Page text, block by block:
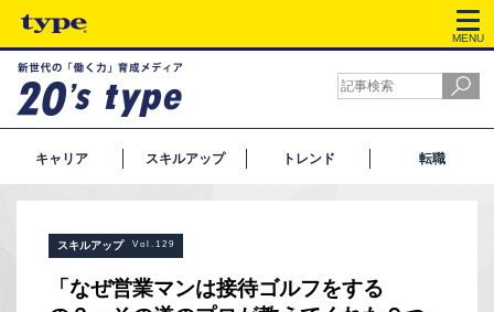
MENU
キャリア スキルアップ トレンド 転職
スキルアップ Vol.129
「なぜ営業マンは接待ゴルフをする